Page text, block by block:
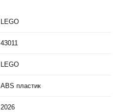
LEGO
43011
LEGO
ABS пластик
2026